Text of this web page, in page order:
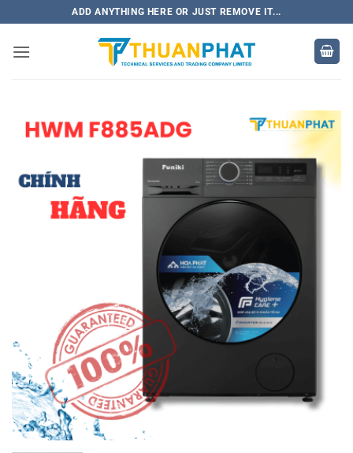
qua
nội
ADD ANYTHING HERE OR JUST REMOVE IT...